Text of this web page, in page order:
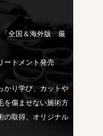
「全国＆海外版 厳
ートメント発売
かり学び、カットや
を傷ませない施術方
の取得、オリジナル